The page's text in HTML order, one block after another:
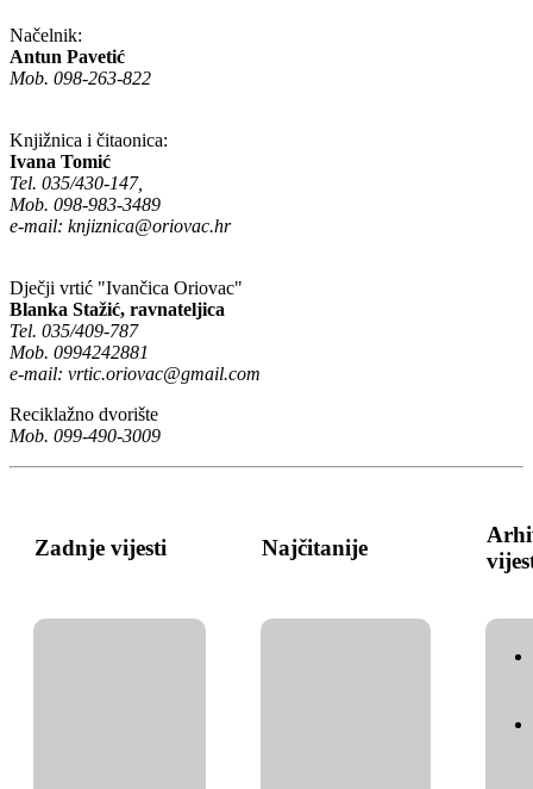
Načelnik:
Antun Pavetić
Mob. 098-263-822
Knjižnica i čitaonica:
Ivana Tomić
Tel. 035/430-147,
Mob. 098-983-3489
e-mail: knjiznica@oriovac.hr
Dječji vrtić "Ivančica Oriovac"
Blanka Stažić, ravnateljica
Tel. 035/409-787
Mob. 0994242881
e-mail: vrtic.oriovac@gmail.com
Reciklažno dvorište
Mob. 099-490-3009
Zadnje vijesti Najčitanije